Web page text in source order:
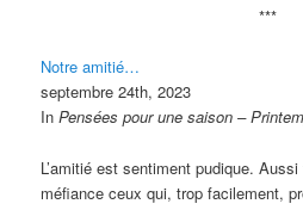
***
Notre amitié…
septembre 24th, 2023
InPensées pour une saison –
L’amitié est sentiment pudique.
méfiance ceux qui, trop facilement,